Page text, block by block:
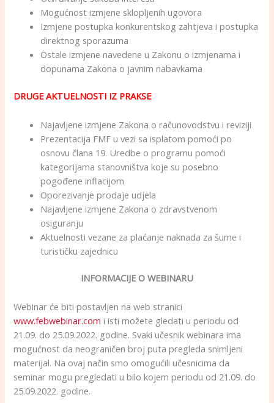
Mogućnost izmjene sklopljenih ugovora
Izmjene postupka konkurentskog zahtjeva i postupka
direktnog sporazuma
Ostale izmjene navedene u Zakonu o izmjenama i
dopunama Zakona o javnim nabavkama
DRUGE AKTUELNOSTI IZ PRAKSE
Najavljene izmjene Zakona o računovodstvu i reviziji
Prezentacija FMF u vezi sa isplatom pomoći po
osnovu člana 19. Uredbe o programu pomoći
kategorijama stanovništva koje su posebno
pogođene inflacijom
Oporezivanje prodaje udjela
Najavljene izmjene Zakona o zdravstvenom
osiguranju
Aktuelnosti vezane za plaćanje naknada za šume i
turističku zajednicu
INFORMACIJE O WEBINARU
Webinar će biti postavljen na web stranici
www.febwebinar.com i isti možete gledati u periodu od
21.09. do 25.09.2022. godine. Svaki učesnik webinara ima
mogućnost da neograničen broj puta pregleda snimljeni
materijal. Na ovaj način smo omogućili učesnicima da
seminar mogu pregledati u bilo kojem periodu od 21.09. do
25.09.2022. godine.